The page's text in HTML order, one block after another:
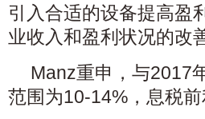
引入合适的设备提高盈
业收入和盈利状况的改
Manz重申，与2017
范围为10-14%，息税